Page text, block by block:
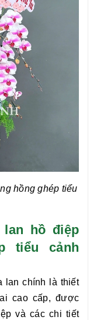
hồng ghép tiểu
lan hồ điệp
tiểu cảnh
lan chính là thiết
cao cấp, được
và các chi tiết